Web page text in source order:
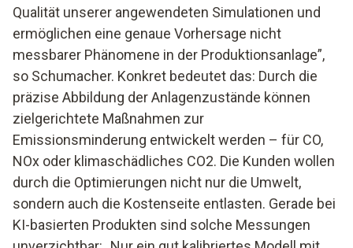
Qualität unserer angewendeten Simulationen und
ermöglichen eine genaue Vorhersage nicht
messbarer Phänomene in der Produktionsanlage”,
so Schumacher. Konkret bedeutet das: Durch die
präzise Abbildung der Anlagenzustände können
zielgerichtete Maßnahmen zur
Emissionsminderung entwickelt werden – für CO,
NOx oder klimaschädliches CO2. Die Kunden wollen
durch die Optimierungen nicht nur die Umwelt,
sondern auch die Kostenseite entlasten. Gerade bei
KI-basierten Produkten sind solche Messungen